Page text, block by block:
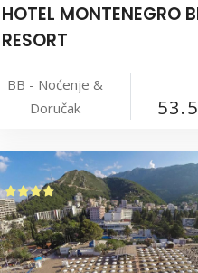
HOTEL MONTENEGRO
RESORT
BB - Noćenje &
Doručak